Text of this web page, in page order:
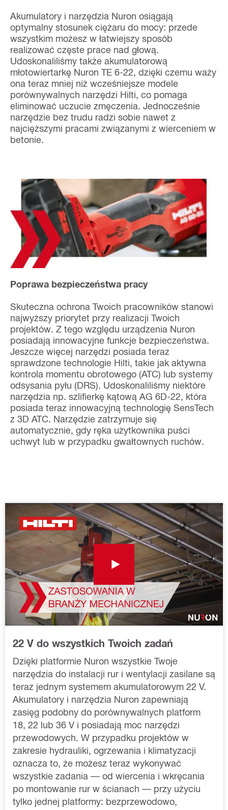
Akumulatory i narzędzia Nuron osiągają
optymalny stosunek ciężaru do mocy: przede
wszystkim możesz w łatwiejszy sposób
realizować częste prace nad głową.
Udoskonaliliśmy także akumulatorową
młotowiertarkę Nuron TE 6-22, dzięki czemu waży
ona teraz mniej niż wcześniejsze modele
porównywalnych narzędzi Hilti, co pomaga
eliminować uczucie zmęczenia. Jednocześnie
narzędzie bez trudu radzi sobie nawet z
najcięższymi pracami związanymi z wierceniem w
betonie.
Poprawa bezpieczeństwa pracy
Skuteczna ochrona Twoich pracowników stanowi
najwyższy priorytet przy realizacji Twoich
projektów. Z tego względu urządzenia Nuron
posiadają innowacyjne funkcje bezpieczeństwa.
Jeszcze więcej narzędzi posiada teraz
sprawdzone technologie Hilti, takie jak aktywna
kontrola momentu obrotowego (ATC) lub systemy
odsysania pyłu (DRS). Udoskonaliliśmy niektóre
narzędzia np. szlifierkę kątową AG 6D-22, która
posiada teraz innowacyjną technologię SensTech
z 3D ATC. Narzędzie zatrzymuje się
automatycznie, gdy ręka użytkownika puści
uchwyt lub w przypadku gwałtownych ruchów.
22 V do wszystkich Twoich zadań
Dzięki platformie Nuron wszystkie Twoje
narzędzia do instalacji rur i wentylacji zasilane są
teraz jednym systemem akumulatorowym 22 V.
Akumulatory i narzędzia Nuron zapewniają
zasięg podobny do porównywalnych platform
18, 22 lub 36 V i posiadają moc narzędzi
przewodowych. W przypadku projektów w
zakresie hydrauliki, ogrzewania i klimatyzacji
oznacza to, że możesz teraz wykonywać
wszystkie zadania — od wiercenia i wkręcania
po montowanie rur w ścianach — przy użyciu
tylko jednej platformy: bezprzewodowo,